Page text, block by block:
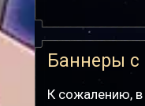
Баннеры
К сожалению,